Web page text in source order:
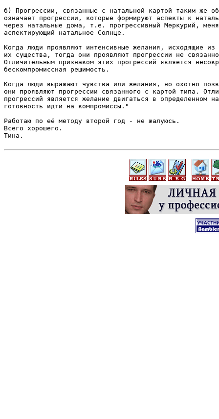
б) Прогрессии, связанные с натальной картой таким же
означает прогрессии, которые формируют аспекты к
через натальные дома, т.е. прогрессивный Меркурий,
аспектирующий натальное Солнце.
Когда люди проявляют интенсивные желания, исходящие
их существа, тогда они проявляют прогрессии не
Отличительным признаком этих прогрессий является
бескомпромиссная решимость.
Когда люди выражают чувства или желания, но охотно
они проявляют прогрессии связанного с картой типа.
прогрессий является желание двигаться в определенном
готовность идти на компромиссы."
Работаю по её методу второй год - не жалуюсь.
Всего хорошего.
Тина.